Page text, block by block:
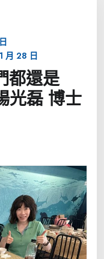
月 28 日
還是
光磊 博士